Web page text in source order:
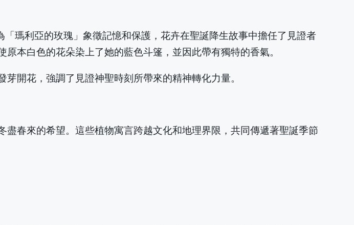
瑪利亞的玫瑰」象徵記憶和保護，花卉在聖誕降生故事中擔任了見證者
本白色的花朵染上了她的藍色斗篷，並因此帶有獨特的香氣。
開花，強調了見證神聖時刻所帶來的精神轉化力量。
盡春來的希望。這些植物寓言跨越文化和地理界限，共同傳遞著聖誕季節